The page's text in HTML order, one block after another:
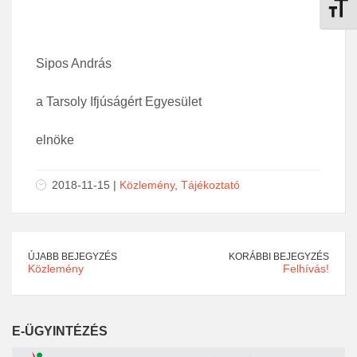
Sipos András
a Tarsoly Ifjúságért Egyesület
elnöke
2018-11-15 | Közlemény, Tájékoztató
ÚJABB BEJEGYZÉS
Közlemény
KORÁBBI BEJEGYZÉS
Felhívás!
E-ÜGYINTÉZÉS